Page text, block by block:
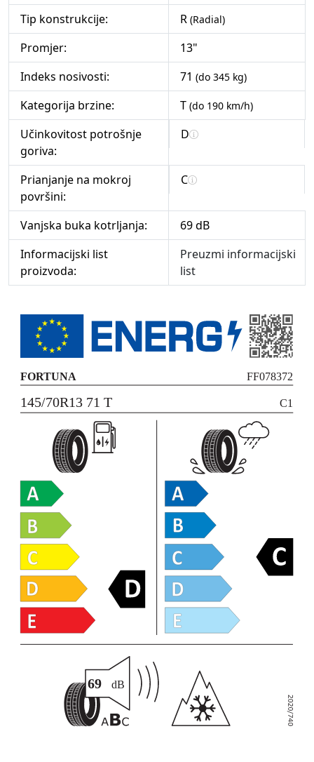
Tip konstrukcije: R (Radial)
Promjer:
13"
Indeks nosivosti:
71 (do 345 kg)
Kategorija brzine: T (do 190 km/h)
Učinkovitost potrošnje
goriva:
D
Prianjanje na mokroj
površini:
C
Vanjska buka kotrljanja:
69 dB
Informacijski list
proizvoda:
Preuzmi informacijski
list